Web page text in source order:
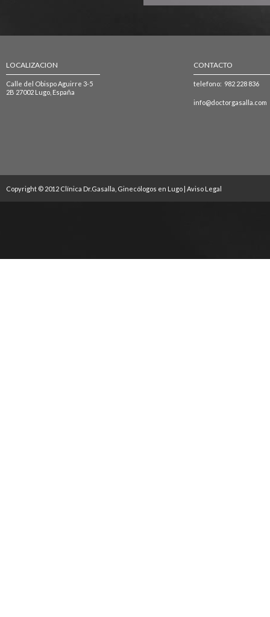
LOCALIZACION
Calle del Obispo Aguirre 3-5
2B 27002 Lugo, España
CONTACTO
telefono: 982 228 836
info@doctorgasalla.com
Copyright © 2012 Clínica Dr.Gasalla, Ginecólogos en Lugo | Aviso Legal